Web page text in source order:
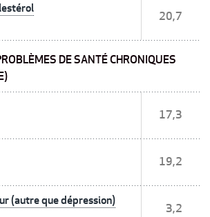
20,7
DE SANTÉ CHRONIQUES
17,3
19,2
(autre que dépression)
3,2